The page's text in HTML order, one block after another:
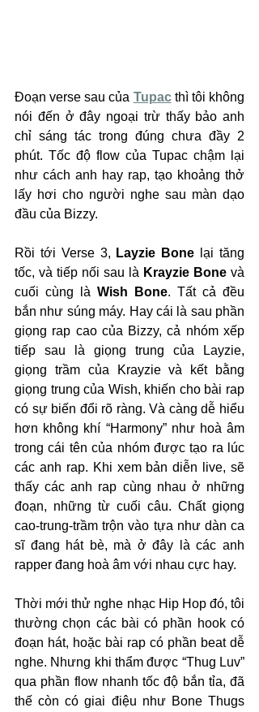
Đoạn verse sau của Tupac thì tôi không
nói đến ở đây ngoại trừ thấy bảo anh
chỉ sáng tác trong đúng chưa đầy 2
phút. Tốc độ flow của Tupac chậm lại
như cách anh hay rap, tạo khoảng thở
lấy hơi cho người nghe sau màn dạo
đầu của Bizzy.
Rồi tới Verse 3, Layzie Bone lại tăng
tốc, và tiếp nối sau là Krayzie Bone và
cuối cùng là Wish Bone. Tất cả đều
bắn như súng máy. Hay cái là sau phần
giọng rap cao của Bizzy, cả nhóm xếp
tiếp sau là giọng trung của Layzie,
giọng trầm của Krayzie và kết bằng
giọng trung của Wish, khiến cho bài rap
có sự biến đổi rõ ràng. Và càng dễ hiểu
hơn không khí “Harmony” như hoà âm
trong cái tên của nhóm được tạo ra lúc
các anh rap. Khi xem bản diễn live, sẽ
thấy các anh rap cùng nhau ở những
đoạn, những từ cuối câu. Chất giọng
cao-trung-trầm trộn vào tựa như dàn ca
sĩ đang hát bè, mà ở đây là các anh
rapper đang hoà âm với nhau cực hay.
Thời mới thử nghe nhạc Hip Hop đó, tôi
thường chọn các bài có phần hook có
đoạn hát, hoặc bài rap có phần beat dễ
nghe. Nhưng khi thẩm được “Thug Luv”
qua phần flow nhanh tốc độ bắn tỉa, đã
thế còn có giai điệu như Bone Thugs